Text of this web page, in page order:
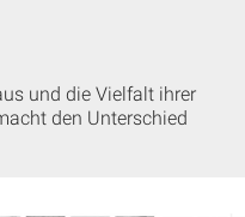
und die Vielfalt ihrer
den Unterschied